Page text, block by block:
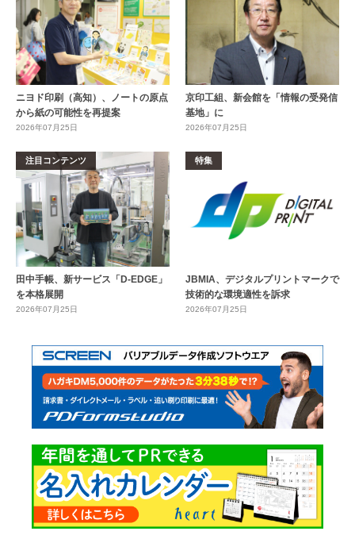
ニヨド印刷（高知）、ノートの原点
から紙の可能性を再提案
2026年07月25日
京印工組、新会館を「情報の受発信
基地」に
2026年07月25日
注目コンテンツ
田中手帳、新サービス「D-EDGE」
を本格展開
2026年07月25日
特集
JBMIA、デジタルプリントマークで
技術的な環境適性を訴求
2026年07月25日